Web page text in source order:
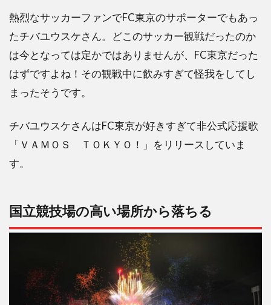
番早
い
2.3
お金
はい
らな
タバ
コと
酒が
2.4
タバ
コを
かっ
こい
い！
熱烈なサッカーファンでFC東京のサポーターでもあっ
たチバユウスケさん。どこのサッカー観戦だったのか
は今となっては定かではありませんが、FC東京だった
はずですよね！その観戦中に飲みすぎて怪我をしてし
まったそうです。
チバユウスケさんはFC東京が好きすぎて非公式応援歌
「ＶＡＭＯＳ ＴＯＫＹＯ！」をリリースしていま
す。
国立競技場の高い場所から落ちる